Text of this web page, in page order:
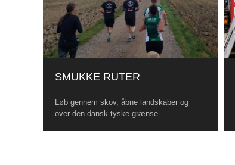
SMUKKE RUTER
Løb gennem skov, åbne landskaber og
over den dansk-tyske grænse.